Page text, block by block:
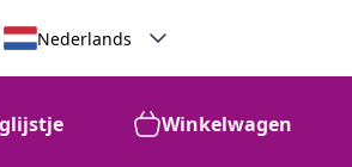
Nederlands
Winkelwagen